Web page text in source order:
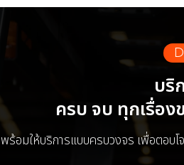
บริ
ครบ จบ ทุกเรื่อ
พร้อมให้บริการแบบครบวงจร เพื่อตอบ